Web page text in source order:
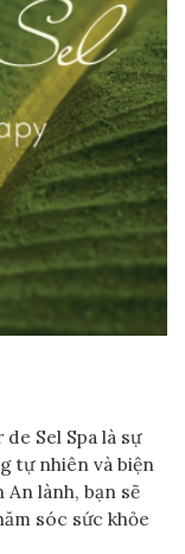
Sel Spa là sự
tự nhiên và biện
lành, bạn sẽ
sóc sức khỏe